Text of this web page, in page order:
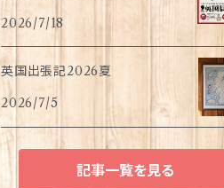
2026/7/18
英国出張記2026夏
2026/7/5
記事一覧を見る